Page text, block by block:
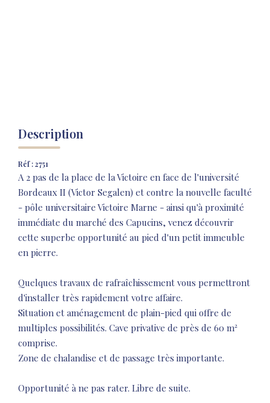
Description
Réf : 2751
A 2 pas de la place de la Victoire en face de l'université
Bordeaux II (Victor Segalen) et contre la nouvelle faculté
- pôle universitaire Victoire Marne - ainsi qu'à proximité
immédiate du marché des Capucins, venez découvrir
cette superbe opportunité au pied d'un petit immeuble
en pierre.
Quelques travaux de rafraîchissement vous permettront
d'installer très rapidement votre affaire.
Situation et aménagement de plain-pied qui offre de
multiples possibilités. Cave privative de près de 60 m²
comprise.
Zone de chalandise et de passage très importante.
Opportunité à ne pas rater. Libre de suite.